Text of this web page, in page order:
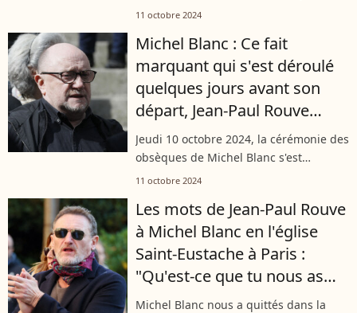
octobre pour ses obsèques. La
Diop, a pu compter sur le soutien
d'un...
11 octobre 2024
Michel Blanc : Ce fait
marquant qui s'est déroulé
quelques jours avant son
départ, Jean-Paul Rouve
raconte lors de la cérémonie
Jeudi 10 octobre 2024, la cérémonie des
obsèques de Michel Blanc s'est
déroulée au sein de l'église Saint-
parole ce jour-là, le comédien Jean-
Paul...
11 octobre 2024
Les mots de Jean-Paul Rouve
à Michel Blanc en l'église
Saint-Eustache à Paris :
"Qu'est-ce que tu nous as
fait ?"
Michel Blanc nous a quittés dans la